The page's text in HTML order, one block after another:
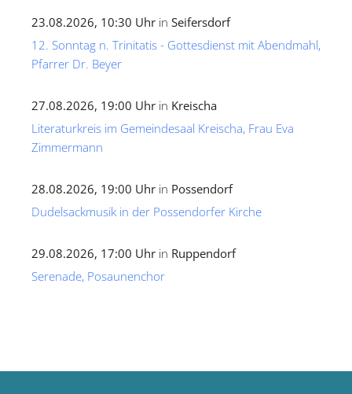
23.08.2026, 10:30 Uhr in Seifersdorf
12. Sonntag n. Trinitatis - Gottesdienst mit Abendmahl,
Pfarrer Dr. Beyer
27.08.2026, 19:00 Uhr in Kreischa
Literaturkreis im Gemeindesaal Kreischa, Frau Eva
Zimmermann
28.08.2026, 19:00 Uhr in Possendorf
Dudelsackmusik in der Possendorfer Kirche
29.08.2026, 17:00 Uhr in Ruppendorf
Serenade, Posaunenchor